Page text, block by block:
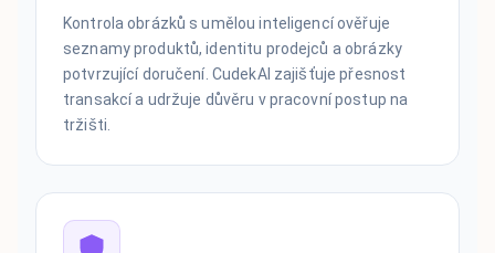
Kontrola obrázků s umělou inteligencí ověřuje
seznamy produktů, identitu prodejců a obrázky
potvrzující doručení. CudekAI zajišťuje přesnost
transakcí a udržuje důvěru v pracovní postup na
tržišti.